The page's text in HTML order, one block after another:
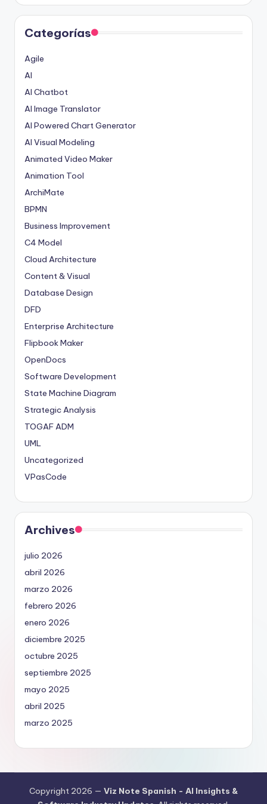
Categorías
Agile
AI
AI Chatbot
AI Image Translator
AI Powered Chart Generator
AI Visual Modeling
Animated Video Maker
Animation Tool
ArchiMate
BPMN
Business Improvement
C4 Model
Cloud Architecture
Content & Visual
Database Design
DFD
Enterprise Architecture
Flipbook Maker
OpenDocs
Software Development
State Machine Diagram
Strategic Analysis
TOGAF ADM
UML
Uncategorized
VPasCode
Archives
julio 2026
abril 2026
marzo 2026
febrero 2026
enero 2026
diciembre 2025
octubre 2025
septiembre 2025
mayo 2025
abril 2025
marzo 2025
Copyright 2026 — Viz Note Spanish - AI Insights &